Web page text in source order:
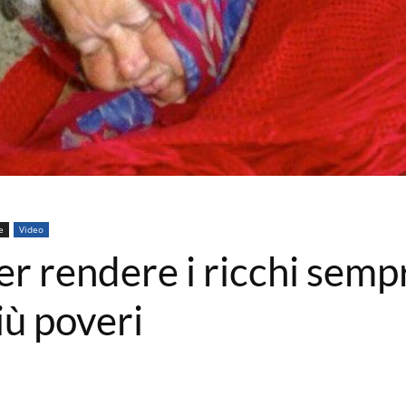
Video
rendere i ricchi
poveri